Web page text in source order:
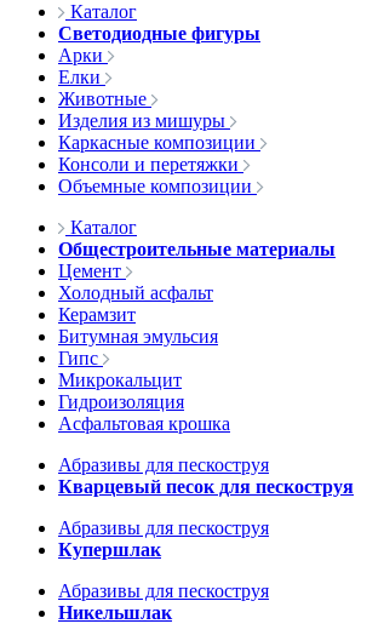
Каталог
Светодиодные фигуры
Арки
Елки
Животные
Изделия из мишуры
Каркасные композиции
Консоли и перетяжки
Объемные композиции
Каталог
Общестроительные материалы
Цемент
Холодный асфальт
Керамзит
Битумная эмульсия
Гипс
Микрокальцит
Гидроизоляция
Асфальтовая крошка
Абразивы для пескоструя
Кварцевый песок для пескоструя
Абразивы для пескоструя
Купершлак
Абразивы для пескоструя
Никельшлак